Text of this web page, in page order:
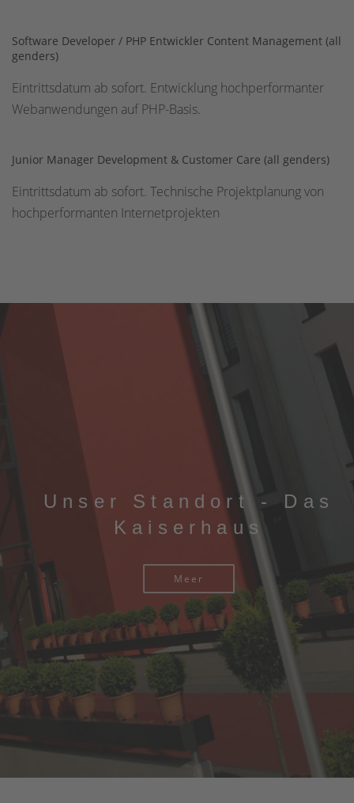
Software Developer / PHP Entwickler Content Management (all
genders)
Eintrittsdatum ab sofort. Entwicklung hochperformanter
Webanwendungen auf PHP-Basis.
Junior Manager Development & Customer Care (all genders)
Eintrittsdatum ab sofort. Technische Projektplanung von
hochperformanten Internetprojekten
Unser Standort - Das
Kaiserhaus
Meer